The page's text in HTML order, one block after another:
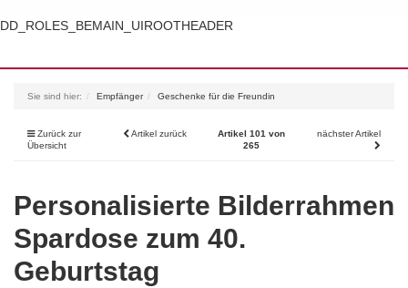
DD_ROLES_BEMAIN_UIROOTHEADER
Sie sind hier: Empfänger Geschenke für die Freundin
Zurück zur
Übersicht
Artikel zurück
Artikel 101 von
265
nächster Artikel
Personalisierte Bilderrahmen
Spardose zum 40.
Geburtstag